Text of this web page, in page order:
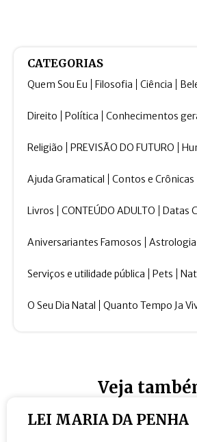
CATEGORIAS
Quem Sou Eu Filosofia Ciência
Direito Política Conhecimentos
Religião PREVISÃO DO FUTURO
Ajuda Gramatical Contos e Crônicas
Livros CONTEÚDO ADULTO Datas
Aniversariantes Famosos Astrologia
Serviços e utilidade pública Pets
O Seu Dia Natal Quanto Tempo Ja
Veja
LEI MARIA DA PENHA